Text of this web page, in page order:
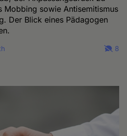
Mobbing sowie Antisemitismus
Der Blick eines Pädagogen
8